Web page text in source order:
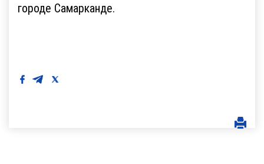
городе Самарканде.